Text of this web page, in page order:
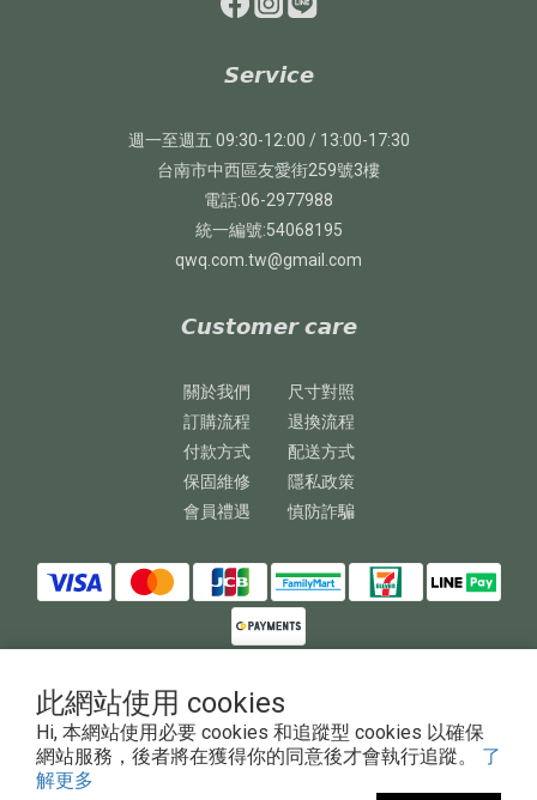
此網站使用 cookies
Hi, 本網站使用必要 cookies 和追蹤型 cookies 以確保
網站服務，後者將在獲得你的同意後才會執行追蹤。 了
解更多
𝙎𝙚𝙧𝙫𝙞𝙘𝙚
週一至週五 09:30-12:00 / 13:00-17:30
台南市中西區友愛街259號3樓
電話:06-2977988
統一編號:54068195
qwq.com.tw@gmail.com
𝘾𝙪𝙨𝙩𝙤𝙢𝙚𝙧 𝙘𝙖𝙧𝙚
關於我們
尺寸對照
訂購流程
退換流程
付款方式
配送方式
保固維修
隱私政策
會員禮遇
慎防詐騙
Copyright © 2023 澎鏵企業有限公司